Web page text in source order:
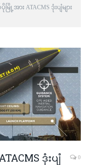
ား ATACMS ဒုံးပျံများ
ဒုံးပျံ
0